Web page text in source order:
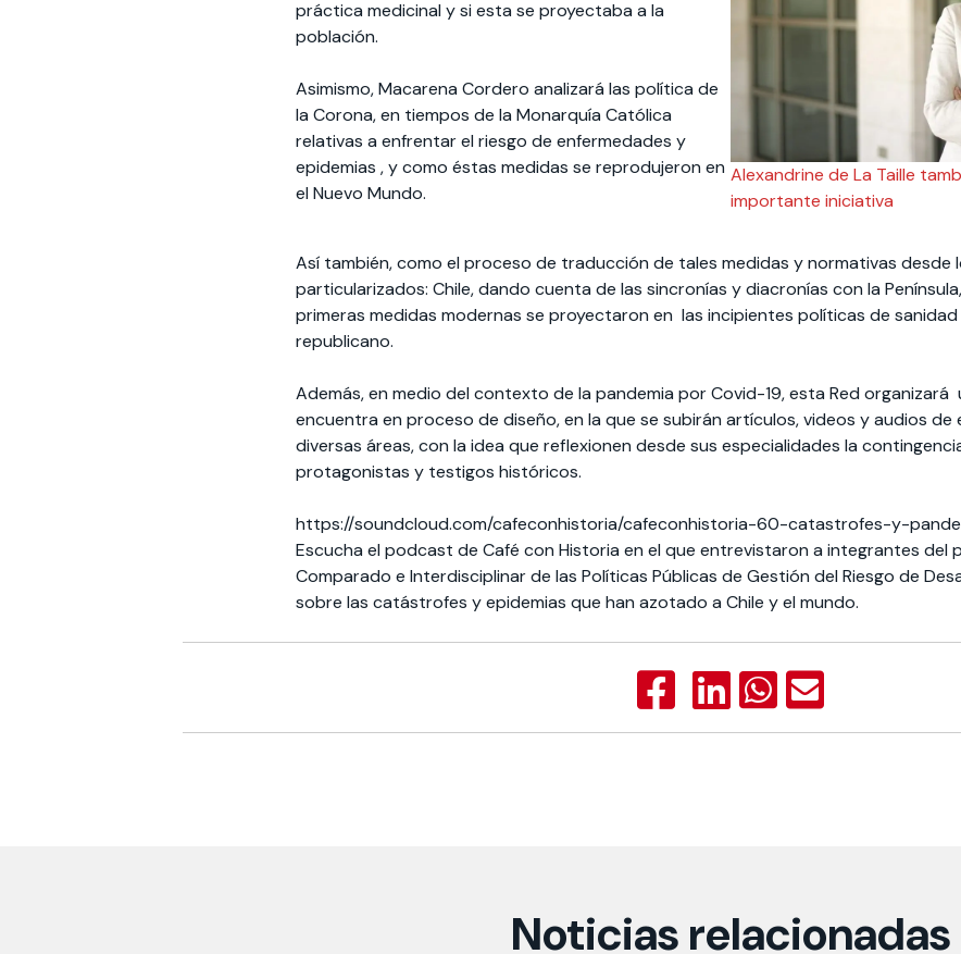
práctica medicinal y si esta se proyectaba a la
población.
Asimismo, Macarena Cordero analizará las política de
la Corona, en tiempos de la Monarquía Católica
relativas a enfrentar el riesgo de enfermedades y
epidemias , y como éstas medidas se reprodujeron en
el Nuevo Mundo.
Alexandrine de La Taille
importante iniciativa
Así también, como el proceso de traducción de tales medidas y normativas desde
particularizados: Chile, dando cuenta de las sincronías y diacronías con la
primeras medidas modernas se proyectaron en las incipientes políticas de
republicano.
Además, en medio del contexto de la pandemia por Covid-19, esta Red organizará
encuentra en proceso de diseño, en la que se subirán artículos, videos y audios de
diversas áreas, con la idea que reflexionen desde sus especialidades la
protagonistas y testigos históricos.
https://soundcloud.com/cafeconhistoria/cafeconhistoria-60-catastrofes-y-
Escucha el podcast de Café con Historia en el que entrevistaron a integrantes del
Comparado e Interdisciplinar de las Políticas Públicas de Gestión del Riesgo de
sobre las catástrofes y epidemias que han azotado a Chile y el mundo.
Noticias relacionadas